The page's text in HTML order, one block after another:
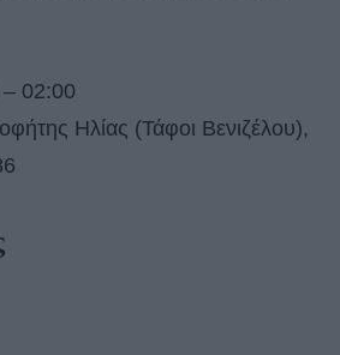
– 02:00
Ηλίας (Τάφοι Βενιζέλου),